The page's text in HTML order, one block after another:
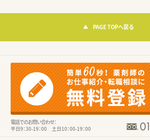
PAGE TOPへ戻る
電話でのお問い合わせ：
平日9：30-19：00 土日10：00-19：00